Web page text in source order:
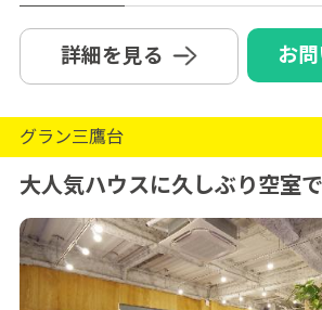
詳細を見る お
グラン三鷹台
大人気ハウスに久しぶり空室